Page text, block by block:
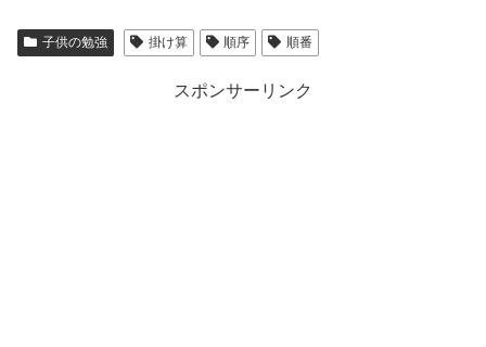
子供の勉強 掛け算 順序 順番
スポンサーリンク